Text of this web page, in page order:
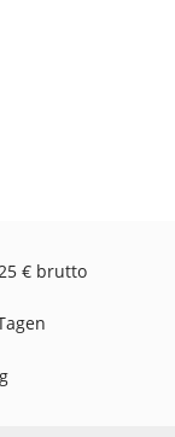
€ brutto